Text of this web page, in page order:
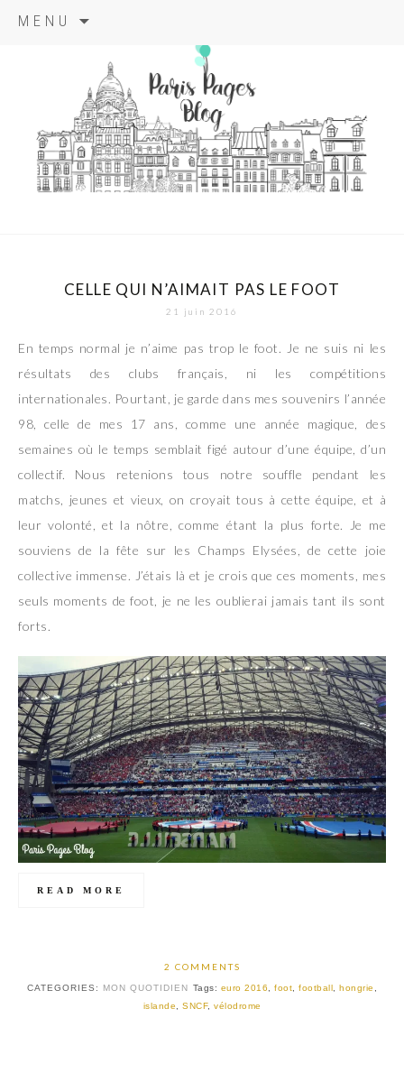
MENU
principal
paris pages
blog
CELLE QUI N’AIMAIT PAS LE FOOT
21 juin 2016
En temps normal je n’aime pas trop le foot. Je ne suis ni les
résultats des clubs français, ni les compétitions
internationales. Pourtant, je garde dans mes souvenirs l’année
98, celle de mes 17 ans, comme une année magique, des
semaines où le temps semblait figé autour d’une équipe, d’un
collectif. Nous retenions tous notre souffle pendant les
matchs, jeunes et vieux, on croyait tous à cette équipe, et à
leur volonté, et la nôtre, comme étant la plus forte. Je me
souviens de la fête sur les Champs Elysées, de cette joie
collective immense. J’étais là et je crois que ces moments, mes
seuls moments de foot, je ne les oublierai jamais tant ils sont
forts.
READ MORE
2 COMMENTS
CATEGORIES: MON QUOTIDIEN Tags: euro 2016,foot,football , hongrie ,
islande, SNCF, vélodrome